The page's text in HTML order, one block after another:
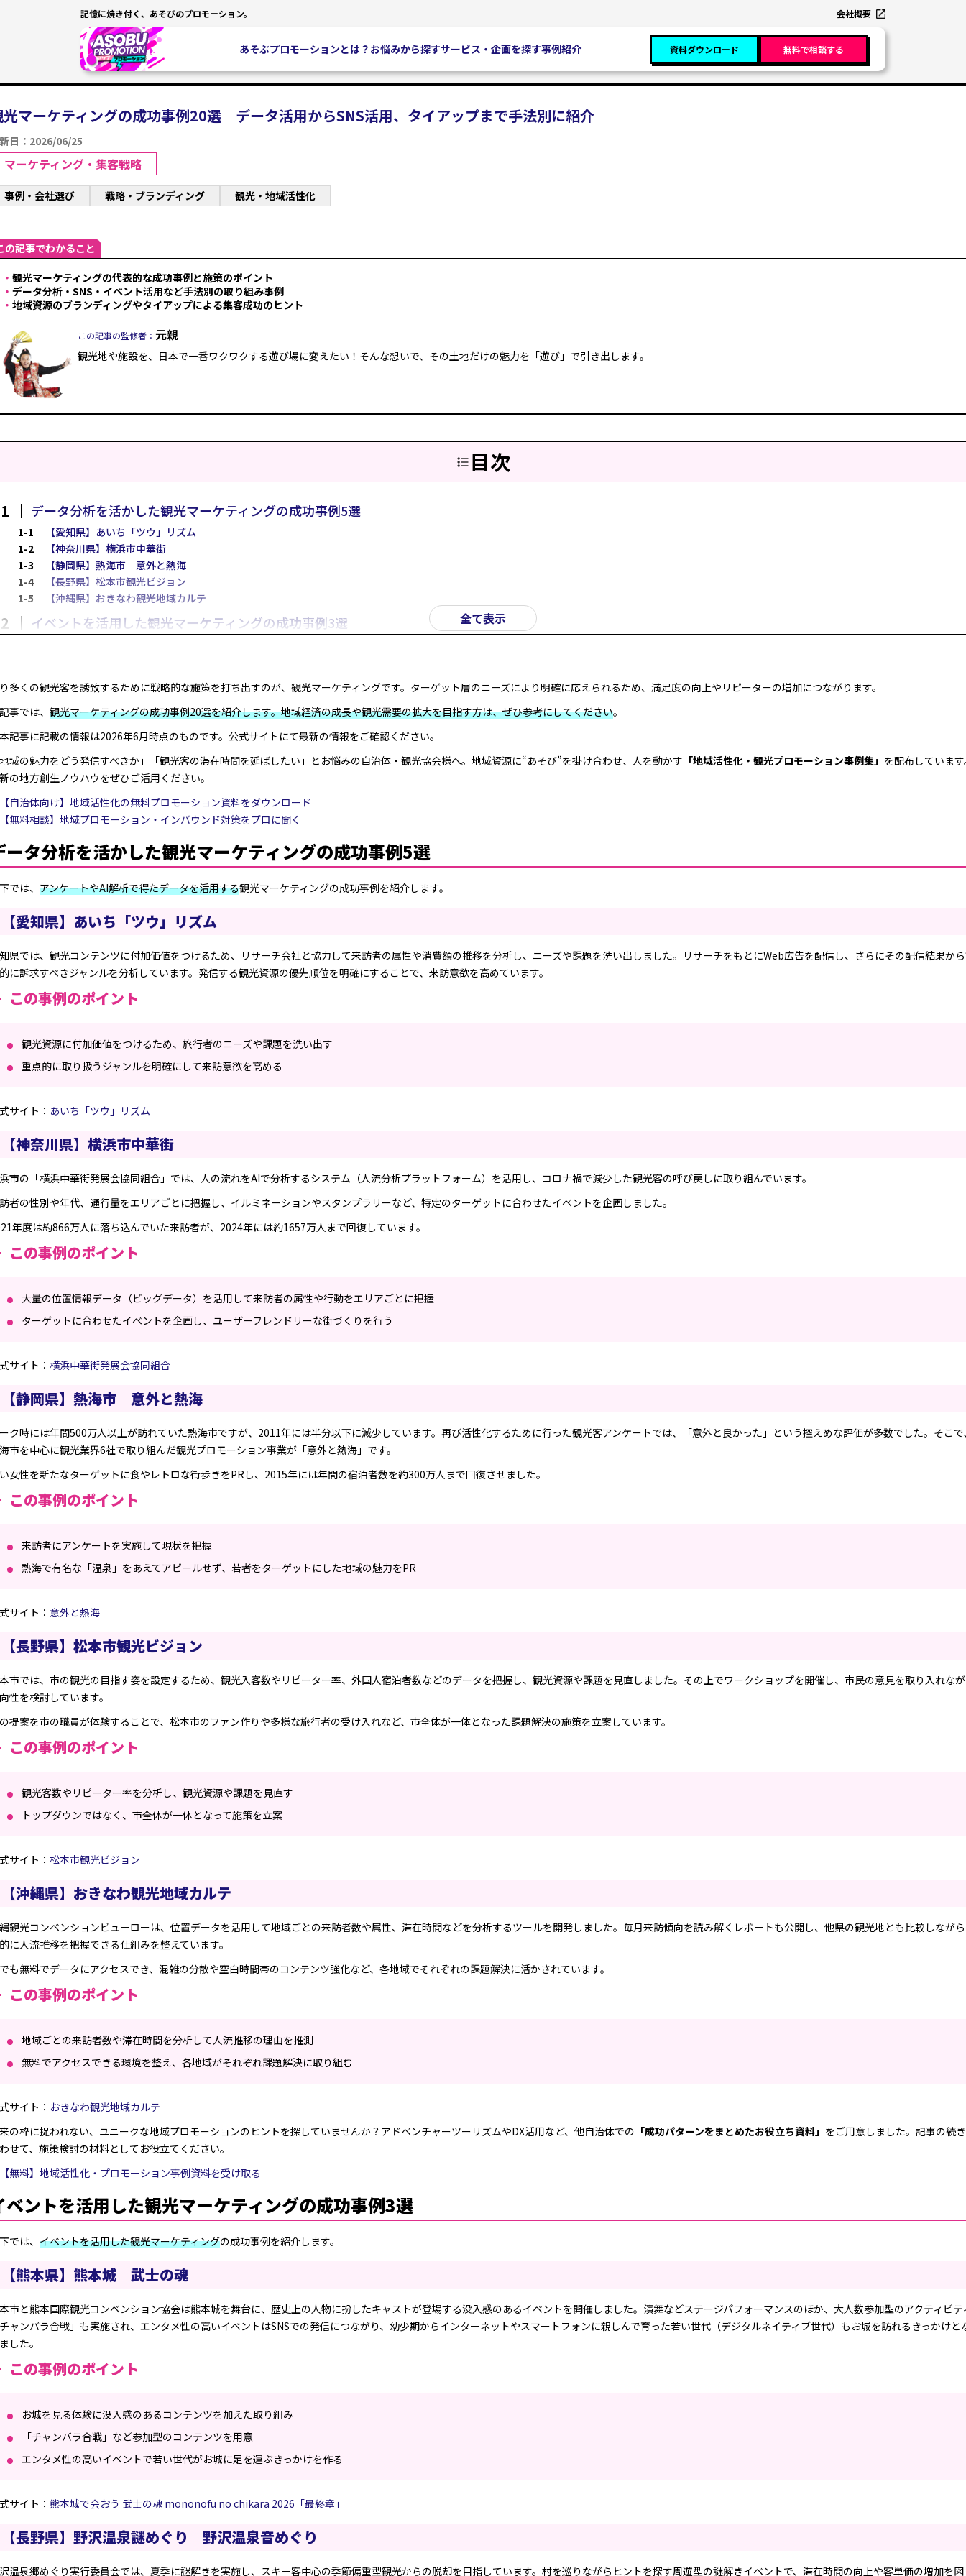
記憶に焼き付く、あそびのプロモーション。 会社概要
あそぶプロモーションとは？ お悩みから探すサービス・企画を探す事例紹介 資料ダウンロード 無料で相談する
マーケティングの成功事例20選｜データ活用からSNS活用、タイアップまで手法別に紹介
日：2026/06/25
マーケティング・集客戦略
事例・会社選び 戦略・ブランディング 観光・地域活性化
の記事でわかること
・ 観光マーケティングの代表的な成功事例と施策のポイント
・ データ分析・SNS・イベント活用など手法別の取り組み事例
・ 地域資源のブランディングやタイアップによる集客成功のヒント
この記事の監修者： 元親
観光地や施設を、日本で一番ワクワクする遊び場に変えたい！そんな想いで、その土地だけの魅力を「遊び」で引き出します。
目次
データ分析を活かした観光マーケティングの成功事例5選
【愛知県】あいち「ツウ」リズム
【神奈川県】横浜市中華街
【静岡県】熱海市 意外と熱海
【長野県】松本市観光ビジョン
【沖縄県】おきなわ観光地域カルテ
イベントを活用した観光マーケティングの成功事例3選
【和歌山県・三重県・奈良県】ターゲットを見直した熊野古道
【長野県】阿智村 星空をブランド化
【長野県】白馬村 グリーンシーズンの活用
【香川県】うどん県として名物をアピール
SNSやWebメディアを活用した観光プロモーションの成功事例4選
【香川県】三豊市 日本のウユニ塩湖
【広島県】おしい！広島県
【神奈川県】葉山町 自治体が町の魅力を発信
タイアップした観光マーケティングの成功事例4選
【岐阜県】飛騨市 君の名は。
【鳥取県】境港市 水木しげるロード
【佐賀県】ロマンシング佐賀
【山梨県】ゆるキャン△
まとめ
全て表示
多くの観光客を誘致するために戦略的な施策を打ち出すのが、観光マーケティングです。ターゲット層のニーズにより明確に応えられるため、満足度の向上やリピーターの増加につながります。
事では、 観光マーケティングの成功事例20選を紹介します。地域経済の成長や観光需要の拡大を目指す方は、ぜひ参考にしてください。
記事に記載の情報は2026年6月時点のものです。公式サイトにて最新の情報をご確認ください。
域の魅力をどう発信すべきか」「観光客の滞在時間を延ばしたい」とお悩みの自治体・観光協会様へ。地域資源に“あそび”を掛け合わせ、人を動かす 「地域活性化・観光プロモーション事例集」 を配布していま
の地方創生ノウハウをぜひご活用ください。
自治体向け】地域活性化の無料プロモーション資料をダウンロード
無料相談】地域プロモーション・インバウンド対策をプロに聞く
ータ分析を活かした観光マーケティングの成功事例5選
では、 アンケートやAI解析で得たデータを活用する観光マーケティングの成功事例を紹介します。
【愛知県】あいち「ツウ」リズム
県では、観光コンテンツに付加価値をつけるため、リサーチ会社と協力して来訪者の属性や消費額の推移を分析し、ニーズや課題を洗い出しました。リサーチをもとにWeb広告を配信し、さらにその配信結果か
に訴求すべきジャンルを分析しています。発信する観光資源の優先順位を明確にすることで、来訪意欲を高めています。
この事例のポイント
観光資源に付加価値をつけるため、旅行者のニーズや課題を洗い出す
重点的に取り扱うジャンルを明確にして来訪意欲を高める
サイト： あいち「ツウ」リズム
【神奈川県】横浜市中華街
市の「横浜中華街発展会協同組合」では、人の流れをAIで分析するシステム（人流分析プラットフォーム）を活用し、コロナ禍で減少した観光客の呼び戻しに取り組んでいます。
者の性別や年代、通行量をエリアごとに把握し、イルミネーションやスタンプラリーなど、特定のターゲットに合わせたイベントを企画しました。
年度は約866万人に落ち込んでいた来訪者が、2024年には約1657万人まで回復しています。
この事例のポイント
大量の位置情報データ（ビッグデータ）を活用して来訪者の属性や行動をエリアごとに把握
ターゲットに合わせたイベントを企画し、ユーザーフレンドリーな街づくりを行う
サイト： 横浜中華街発展会協同組合
【静岡県】熱海市 意外と熱海
ク時には年間500万人以上が訪れていた熱海市ですが、2011年には半分以下に減少しています。再び活性化するために行った観光客アンケートでは、「意外と良かった」という控えめな評価が多数でした。そこで
市を中心に観光業界6社で取り組んだ観光プロモーション事業が「意外と熱海」です。
女性を新たなターゲットに食やレトロな街歩きをPRし、2015年には年間の宿泊者数を約300万人まで回復させました。
この事例のポイント
来訪者にアンケートを実施して現状を把握
熱海で有名な「温泉」をあえてアピールせず、若者をターゲットにした地域の魅力をPR
サイト： 意外と熱海
【長野県】松本市観光ビジョン
市では、市の観光の目指す姿を設定するため、観光入客数やリピーター率、外国人宿泊者数などのデータを把握し、観光資源や課題を見直しました。その上でワークショップを開催し、市民の意見を取り入れな
性を検討しています。
提案を市の職員が体験することで、松本市のファン作りや多様な旅行者の受け入れなど、市全体が一体となった課題解決の施策を立案しています。
この事例のポイント
観光客数やリピーター率を分析し、観光資源や課題を見直す
トップダウンではなく、市全体が一体となって施策を立案
サイト： 松本市観光ビジョン
【沖縄県】おきなわ観光地域カルテ
観光コンベンションビューローは、位置データを活用して地域ごとの来訪者数や属性、滞在時間などを分析するツールを開発しました。毎月来訪傾向を読み解くレポートも公開し、他県の観光地とも比較しなが
に人流推移を把握できる仕組みを整えています。
も無料でデータにアクセスでき、混雑の分散や空白時間帯のコンテンツ強化など、各地域でそれぞれの課題解決に活かされています。
この事例のポイント
地域ごとの来訪者数や滞在時間を分析して人流推移の理由を推測
無料でアクセスできる環境を整え、各地域がそれぞれ課題解決に取り組む
サイト： おきなわ観光地域カルテ
の枠に捉われない、ユニークな地域プロモーションのヒントを探していませんか？アドベンチャーツーリズムやDX活用など、他自治体での 「成功パターンをまとめたお役立ち資料」 をご用意しました。記事の続
せて、施策検討の材料としてお役立てください。
無料】地域活性化・プロモーション事例資料を受け取る
ベントを活用した観光マーケティングの成功事例3選
では、 イベントを活用した観光マーケティングの成功事例を紹介します。
【熊本県】熊本城 武士の魂
市と熊本国際観光コンベンション協会は熊本城を舞台に、歴史上の人物に扮したキャストが登場する没入感のあるイベントを開催しました。演舞などステージパフォーマンスのほか、大人数参加型のアクティビテ
ャンバラ合戦」も実施され、エンタメ性の高いイベントはSNSでの発信につながり、幼少期からインターネットやスマートフォンに親しんで育った若い世代（デジタルネイティブ世代）もお城を訪れるきっかけと
した。
この事例のポイント
お城を見る体験に没入感のあるコンテンツを加えた取り組み
「チャンバラ合戦」など参加型のコンテンツを用意
エンタメ性の高いイベントで若い世代がお城に足を運ぶきっかけを作る
サイト： 熊本城で会おう 武士の魂 mononofu no chikara 2026「最終章」
【長野県】野沢温泉謎めぐり 野沢温泉音めぐり
温泉郷めぐり実行委員会では、夏季に謎解きを実施し、スキー客中心の季節偏重型観光からの脱却を目指しています。村を巡りながらヒントを探す周遊型の謎解きイベントで、滞在時間の向上や客単価の増加を図